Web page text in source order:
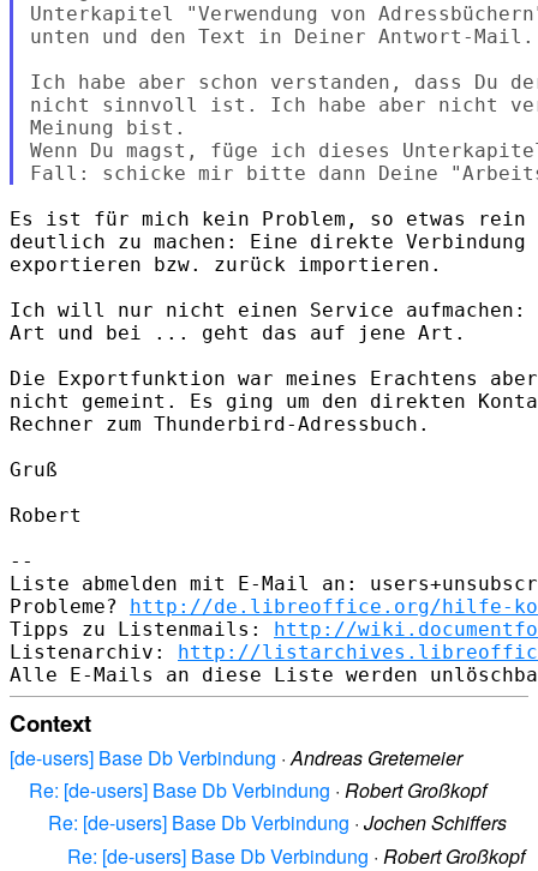
Unterkapitel "Verwendung von
unten und den Text in Deiner Antwort-Mail.
Ich habe aber schon verstanden, dass Du
nicht sinnvoll ist. Ich habe aber nicht
Meinung bist.
Wenn Du magst, füge ich dieses
Es ist für mich kein Problem, so etwas rein
deutlich zu machen: Eine direkte
exportieren bzw. zurück importieren.
Ich will nur nicht einen Service
Art und bei ... geht das auf jene Art.
Die Exportfunktion war meines Erachtens
nicht gemeint. Es ging um den direkten
Rechner zum Thunderbird-Adressbuch.
Gruß
Robert
--
Liste abmelden mit E-Mail an:
Probleme? http://de.libreoffice.org/hilfe-
Tipps zu Listenmails: http://
Listenarchiv: http://
Context
[de-users] Base Db Verbindung ·Andreas Gretemeier
Re: [de-users] Base Db Verbindung · Robert Großkopf
Re: [de-users] Base Db Verbindung · Jochen Schiffers
Re: [de-users] Base Db Verbindung · Robert Großkopf